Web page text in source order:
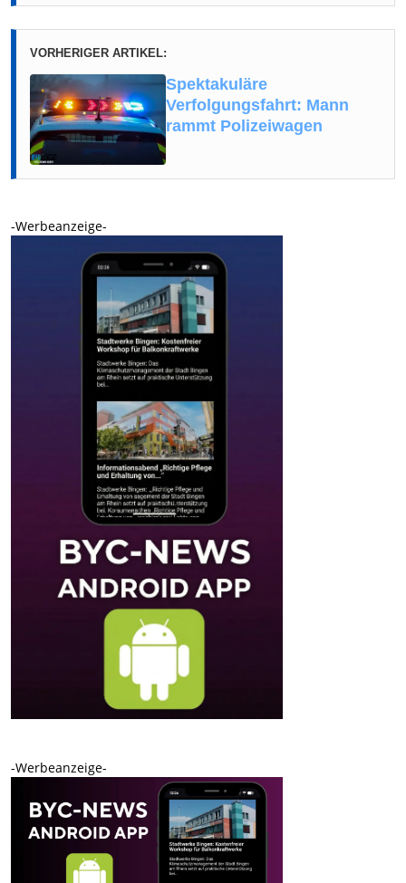
VORHERIGER ARTIKEL:
Spektakuläre
Verfolgungsfahrt: Mann
rammt Polizeiwagen
-Werbeanzeige-
-Werbeanzeige-